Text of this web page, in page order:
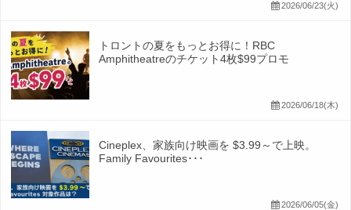
2026/06/23(火)
トロントの夏をもっとお得に！RBC
Amphitheatreのチケット4枚$99プロモ
2026/06/18(木)
Cineplex、家族向け映画を $3.99～で上映。
Family Favourites･･･
2026/06/05(金)